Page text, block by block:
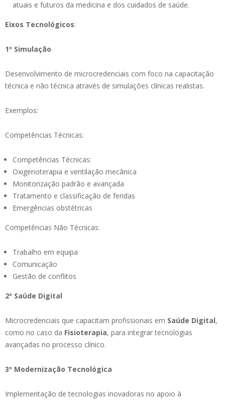
atuais e futuros da medicina e dos cuidados de saúde.
Eixos Tecnológicos:
1º Simulação
Desenvolvimento de microcredenciais com foco na capacitação
técnica e não técnica através de simulações clínicas realistas.
Exemplos:
Competências Técnicas:
Competências Técnicas:
Oxigenoterapia e ventilação mecânica
Monitorização padrão e avançada
Tratamento e classificação de feridas
Emergências obstétricas
Competências Não Técnicas:
Trabalho em equipa
Comunicação
Gestão de conflitos
2º Saúde Digital
Microcredenciais que capacitam profissionais em Saúde Digital,
como no caso da Fisioterapia, para integrar tecnologias
avançadas no processo clínico.
3º Modernização Tecnológica
Implementação de tecnologias inovadoras no apoio à